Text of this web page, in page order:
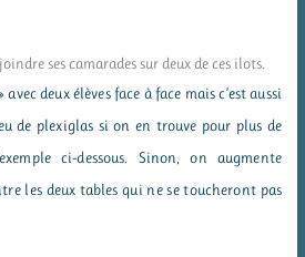
ses camarades sur deux de ces ilots.
deux élèves face à face mais c’est aussi
de plexiglas si on en trouve pour plus de
ci-dessous. Sinon, on augmente
les deux tables qui ne se toucheront pas